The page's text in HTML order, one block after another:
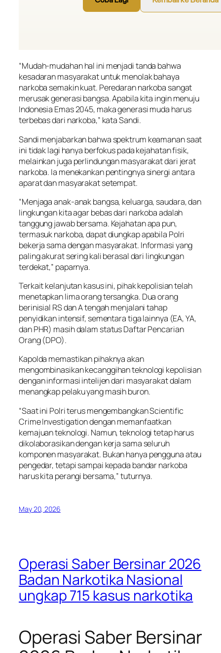
“Mudah-mudahan hal ini menjadi tanda bahwa
kesadaran masyarakat untuk menolak bahaya
narkoba semakin kuat. Peredaran narkoba sangat
merusak generasi bangsa. Apabila kita ingin menuju
Indonesia Emas 2045, maka generasi muda harus
terbebas dari narkoba,” kata Sandi.
Sandi menjabarkan bahwa spektrum keamanan saat
ini tidak lagi hanya berfokus pada kejahatan fisik,
melainkan juga perlindungan masyarakat dari jerat
narkoba. Ia menekankan pentingnya sinergi antara
aparat dan masyarakat setempat.
“Menjaga anak-anak bangsa, keluarga, saudara, dan
lingkungan kita agar bebas dari narkoba adalah
tanggung jawab bersama. Kejahatan apa pun,
termasuk narkoba, dapat diungkap apabila Polri
bekerja sama dengan masyarakat. Informasi yang
paling akurat sering kali berasal dari lingkungan
terdekat,” paparnya.
Terkait kelanjutan kasus ini, pihak kepolisian telah
menetapkan lima orang tersangka. Dua orang
berinisial RS dan A tengah menjalani tahap
penyidikan intensif, sementara tiga lainnya (EA, YA,
dan PHR) masih dalam status Daftar Pencarian
Orang (DPO).
Kapolda memastikan pihaknya akan
mengombinasikan kecanggihan teknologi kepolisian
dengan informasi intelijen dari masyarakat dalam
menangkap pelaku yang masih buron.
“Saat ini Polri terus mengembangkan Scientific
Crime Investigation dengan memanfaatkan
kemajuan teknologi. Namun, teknologi tetap harus
dikolaborasikan dengan kerja sama seluruh
komponen masyarakat. Bukan hanya pengguna atau
pengedar, tetapi sampai kepada bandar narkoba
harus kita perangi bersama,” tuturnya.
May 20, 2026
Operasi Saber Bersinar 2026
Badan Narkotika Nasional
ungkap 715 kasus narkotika
Operasi Saber Bersinar